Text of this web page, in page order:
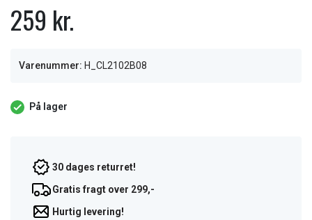
259 kr.
Varenummer: H_CL2102B08
På lager
30 dages returret!
Gratis fragt over 299,-
Hurtig levering!